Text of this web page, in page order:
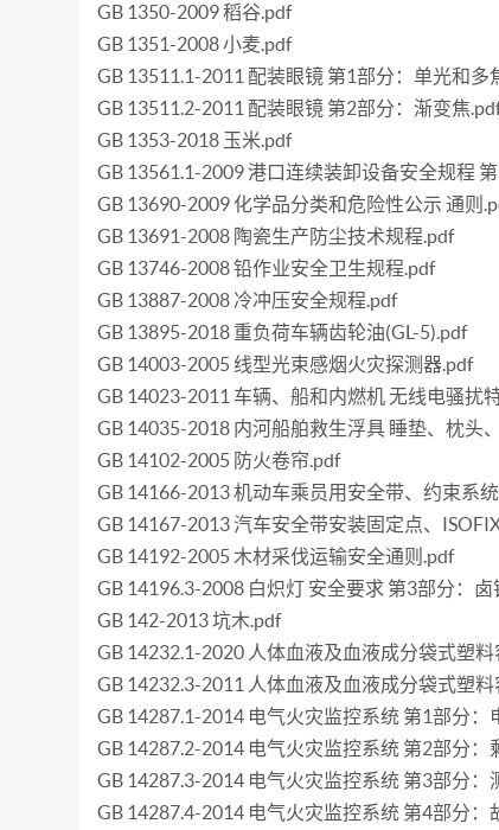
GB 1350-2009 稻谷.pdf
GB 1351-2008 小麦.pdf
GB 13511.1-2011 配装眼镜 第1部分：单光和多
GB 13511.2-2011 配装眼镜 第2部分：渐变焦
GB 1353-2018 玉米.pdf
GB 13561.1-2009 港口连续装卸设备安全规程
GB 13690-2009 化学品分类和危险性公示 通则
GB 13691-2008 陶瓷生产防尘技术规程.pdf
GB 13746-2008 铅作业安全卫生规程.pdf
GB 13887-2008 冷冲压安全规程.pdf
GB 13895-2018 重负荷车辆齿轮油(GL-5).pdf
GB 14003-2005 线型光束感烟火灾探测器.pdf
GB 14023-2011 车辆、船和内燃机 无线电骚扰
GB 14035-2018 内河船舶救生浮具 睡垫、枕头
GB 14102-2005 防火卷帘.pdf
GB 14166-2013 机动车乘员用安全带、约束系
GB 14167-2013 汽车安全带安装固定点、
GB 14192-2005 木材采伐运输安全通则.pdf
GB 14196.3-2008 白炽灯 安全要求 第3部分：
GB 142-2013 坑木.pdf
GB 14232.1-2020 人体血液及血液成分袋式塑
GB 14232.3-2011 人体血液及血液成分袋式塑
GB 14287.1-2014 电气火灾监控系统 第1部分：
GB 14287.2-2014 电气火灾监控系统 第2部分
GB 14287.3-2014 电气火灾监控系统 第3部分
GB 14287.4-2014 电气火灾监控系统 第4部分：